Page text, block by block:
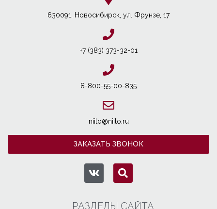
630091, Новосибирcк, ул. Фрунзе, 17
+7 (383) 373-32-01
8-800-55-00-835
niito@niito.ru
ЗАКАЗАТЬ ЗВОНОК
РАЗДЕЛЫ САЙТА